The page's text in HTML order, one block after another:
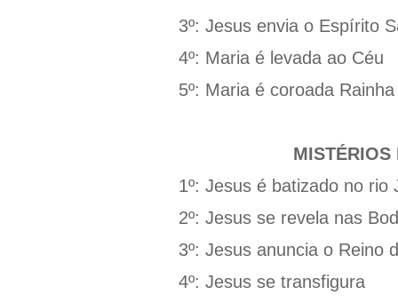
3º: Jesus envia o Espírito
4º: Maria é levada ao Céu
5º: Maria é coroada
MISTÉRIOS
1º: Jesus é batizado no rio
2º: Jesus se revela nas
3º: Jesus anuncia o Reino
4º: Jesus se transfigura